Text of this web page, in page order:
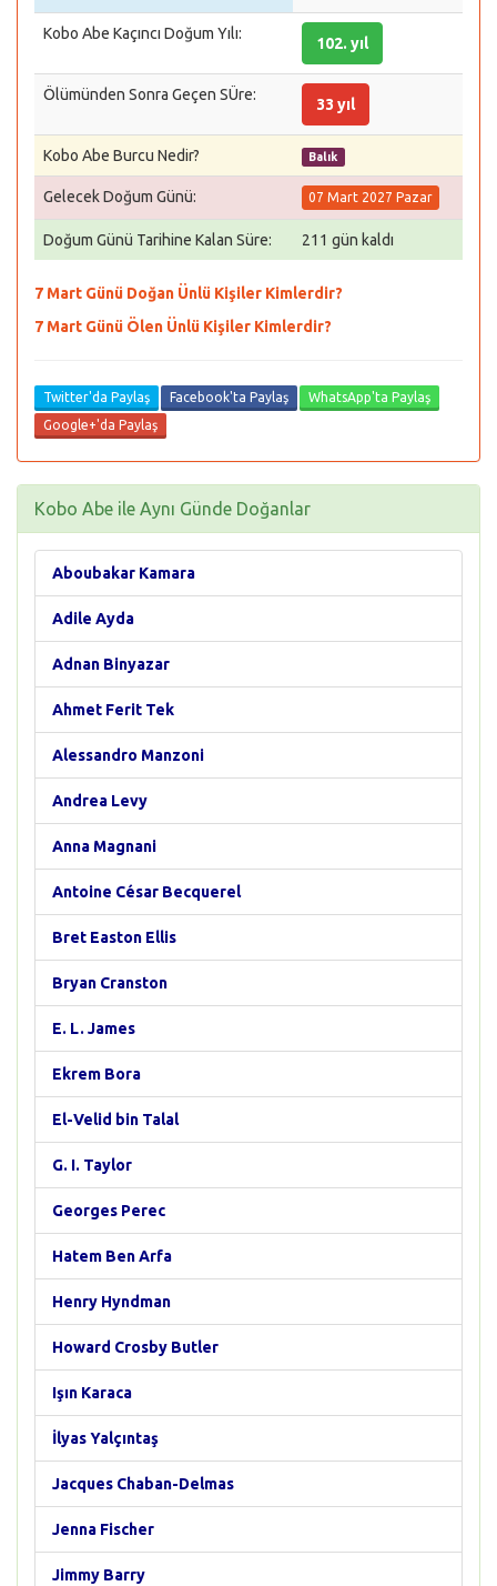
Kobo Abe Kaçıncı Doğum Yılı:
102. yıl
Ölümünden Sonra Geçen SÜre:
33 yıl
Kobo Abe Burcu Nedir? Balık
Gelecek Doğum Günü: 07 Mart 2027 Pazar
Doğum Günü Tarihine Kalan Süre: 211 gün kaldı
7 Mart Günü Doğan Ünlü Kişiler Kimlerdir?
7 Mart Günü Ölen Ünlü Kişiler Kimlerdir?
Twitter'da Paylaş Facebook'ta Paylaş
WhatsApp'ta Paylaş
Google+'da Paylaş
Kobo Abe ile Aynı Günde Doğanlar
Aboubakar Kamara
Adile Ayda
Adnan Binyazar
Ahmet Ferit Tek
Alessandro Manzoni
Andrea Levy
Anna Magnani
Antoine César Becquerel
Bret Easton Ellis
Bryan Cranston
E. L. James
Ekrem Bora
El-Velid bin Talal
G. I. Taylor
Georges Perec
Hatem Ben Arfa
Henry Hyndman
Howard Crosby Butler
Işın Karaca
İlyas Yalçıntaş
Jacques Chaban-Delmas
Jenna Fischer
Jimmy Barry